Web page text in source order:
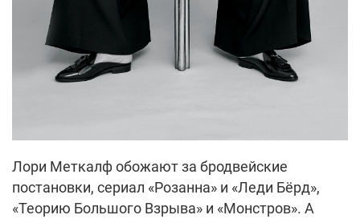
Лори Меткалфобожают за бродвейские
постановки, сериал «Розанна» и «Леди Бёрд»,
«Теорию Большого Взрыва» и «Монстров». А